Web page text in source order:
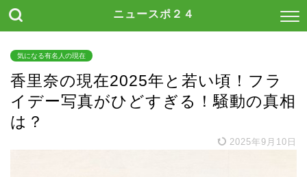
ニュースポ２４
気になる有名人の現在
香里奈の現在2025年と若い頃！フラ
イデー写真がひどすぎる！騒動の真相
は？
2025年9月10日